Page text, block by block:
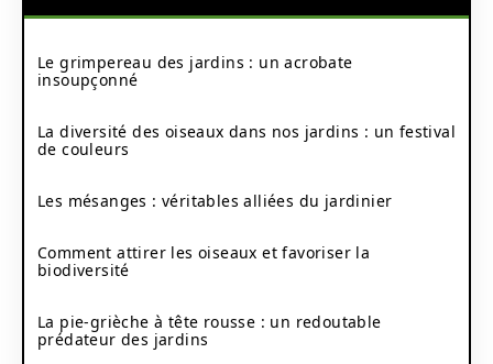
Le grimpereau des jardins : un acrobate
insoupçonné
La diversité des oiseaux dans nos jardins : un festival
de couleurs
Les mésanges : véritables alliées du jardinier
Comment attirer les oiseaux et favoriser la
biodiversité
La pie-grièche à tête rousse : un redoutable
prédateur des jardins